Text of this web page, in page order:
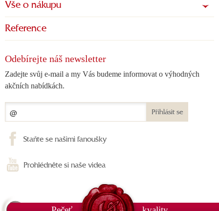
Vše o nákupu
Reference
Odebírejte náš newsletter
Zadejte svůj e-mail a my Vás budeme informovat o výhodných
akčních nabídkách.
Přihlásit se
Staňte se našimi fanoušky
Prohlédněte si naše videa